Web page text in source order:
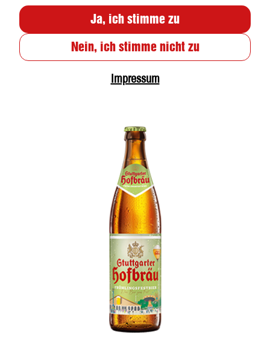
Ja, ich stimme zu
Nein, ich stimme nicht zu
Impressum